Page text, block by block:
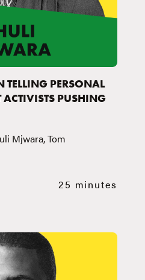
TELLING PERSONAL
ACTIVISTS PUSHING
Mjwara, Tom
25 minutes